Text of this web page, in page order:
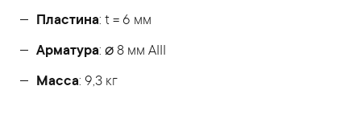
Пластина: t = 6 мм
Арматура: ⌀ 8 мм АIII
Масса: 9,3 кг